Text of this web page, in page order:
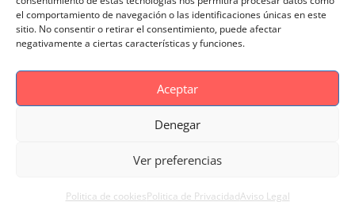
el comportamiento de navegación o las identificaciones únicas en este
sitio. No consentir o retirar el consentimiento, puede afectar
negativamente a ciertas características y funciones.
Aceptar
Denegar
Ver preferencias
Politica de cookiesPolitica de PrivacidadAviso Legal
Politica de Privacidad
Reportaje Magnific